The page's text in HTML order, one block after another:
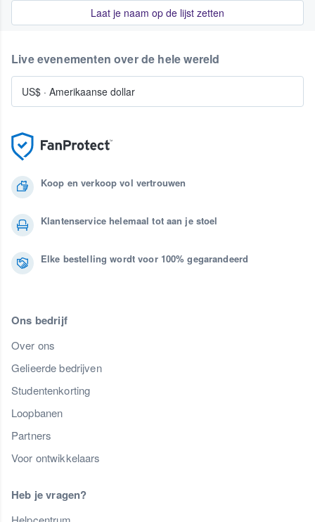
Laat je naam op de lijst zetten
Koop en verkoop vol vertrouwen
Klantenservice helemaal tot aan je stoel
Elke bestelling wordt voor 100% gegarandeerd
Ons bedrijf
Over ons
Gelieerde bedrijven
Studentenkorting
Loopbanen
Partners
Voor ontwikkelaars
Heb je vragen?
Live evenementen over de hele wereld
US$ · Amerikaanse dollar